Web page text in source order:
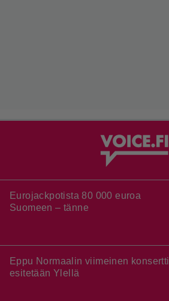
Eurojackpotista 80 000 euroa
Suomeen – tänne
Eppu Normaalin viimeinen konsertti
esitetään Ylellä